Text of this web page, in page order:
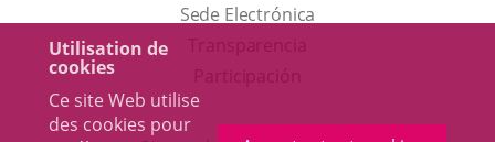
Utilisation de
cookies
Ce site Web utilise
des cookies pour
enlace
una
Sede Electrónica
externa.